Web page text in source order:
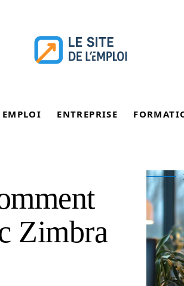
EMPLOI ENTREPRISE
Zimbra